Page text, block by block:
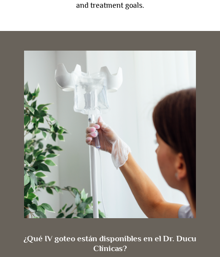
and treatment goals.
¿Qué IV goteo están disponibles en el Dr. Ducu
Clínicas?